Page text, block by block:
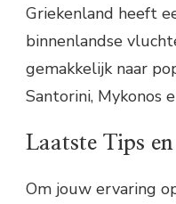
Griekenland heeft
binnenlandse
gemakkelijk naar
Santorini, Mykonos
Laatste Tips
Om jouw ervaring